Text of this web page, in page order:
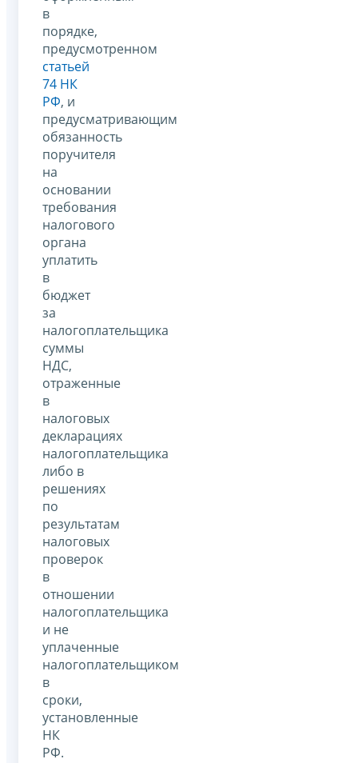
в
порядке,
предусмотренном
статьей
74 НК
РФ, и
предусматривающим
обязанность
поручителя
на
основании
требования
налогового
органа
уплатить
в
бюджет
за
налогоплательщика
суммы
НДС,
отраженные
в
налоговых
декларациях
налогоплательщика
либо в
решениях
по
результатам
налоговых
проверок
в
отношении
налогоплательщика
и не
уплаченные
налогоплательщиком
в
сроки,
установленные
НК
РФ.